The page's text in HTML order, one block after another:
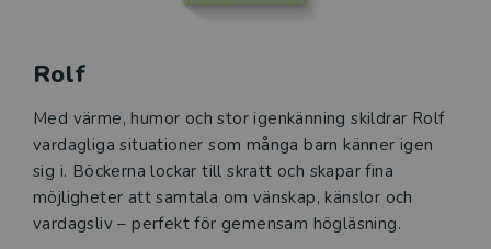
Rolf
Med värme, humor och stor igenkänning skildrar Rolf
vardagliga situationer som många barn känner igen
sig i. Böckerna lockar till skratt och skapar fina
möjligheter att samtala om vänskap, känslor och
vardagsliv – perfekt för gemensam högläsning.